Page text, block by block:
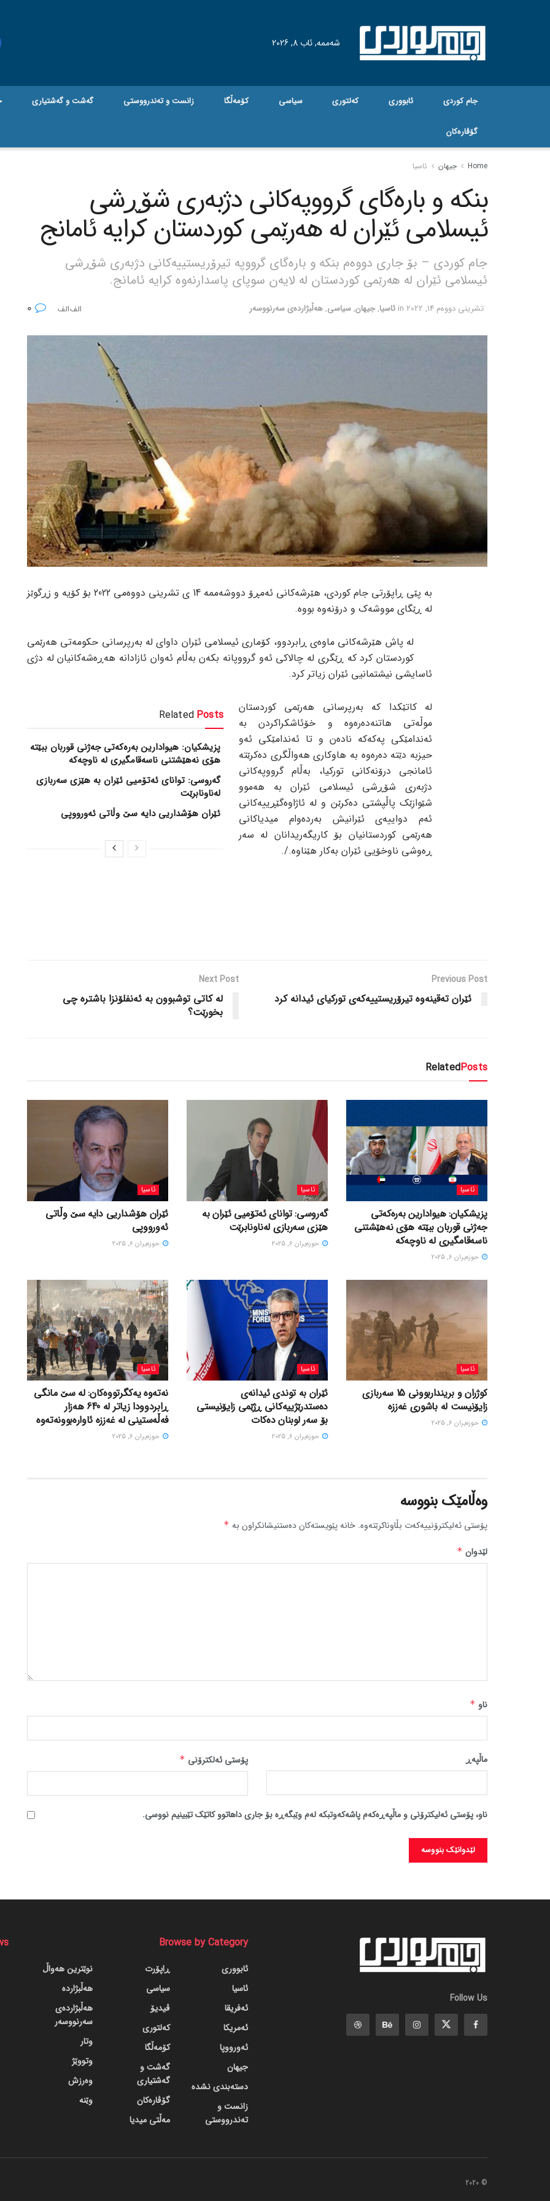
شەممە, ئاب 8, 2026
جام کوردی ئابووری کەلتوری سیاسی کۆمەڵگا زانست و تەندرووستی گه‌شت و گه‌شتیاری
گۆڤاره‌کان
Home جیهان ئاسیا
بنکە و بارەگای گرووپەکانی دژبەری شۆڕشی
ئیسلامی ئێران لە هەرێمی کوردستان کرایە ئامانج
جام کوردی – بۆ جاری دووەم بنکە و بارەگای گرووپە تیرۆریستییەکانی دژبەری شۆڕشی
ئیسلامی ئێران لە هەرێمی کوردستان لە لایەن سوپای پاسدارنەوە کرایە ئامانج.
تشرینی دووه‌م 14, 2022 in ئاسیا,جیهان,سیاسی,هەڵبژاردەی سەرنووسەر
بە پێی ڕاپۆرتی جام کوردی، هێرشەکانی ئەمڕۆ دووشەممە 14 ی تشرینی دووەمی 2022 بۆ کۆیە و زڕگوێز
لە ڕێگای مووشەک و درۆنەوە بووە.
لە پاش هێرشەکانی ماوەی ڕابردوو، کۆماری ئیسلامی ئێران داوای لە بەرپرسانی حکومەتی هەرێمی
کوردستان کرد کە ڕێگری لە چالاکی ئەو گرووپانە بکەن بەڵام ئەوان ئازادانە هەڕەشەکانیان لە دژی
ئاسایشی نیشتمانیی ئێران زیاتر کرد.
Related Posts
پزیشکیان: هیوادارین بەرەکەتی جەژنی قوربان ببێتە
هۆی نەهێشتنی ناسەقامگیری لە ناوچەکە
گەروسی: توانای ئەتۆمیی ئێران بە هێزی سەربازی
لەناونابرێت
ئێران هۆشداریی دایە سێ وڵاتی ئەورووپی
لە کاتێکدا کە بەرپرسانی هەرێمی کوردستان
موڵەتی هاتنەدەرەوە و خۆئاشکراکردن بە
ئەندامێکی پەکەکە نادەن و تا ئەندامێکی ئەو
حیزبە دێتە دەرەوە بە هاوکاری هەواڵگری دەکرێتە
ئامانجی درۆنەکانی تورکیا، بەڵام گرووپەکانی
دژبەری شۆڕشی ئیسلامی ئێران بە هەموو
شێوازێک پاڵپشتی دەکرێن و لە ئاژاوەگێڕییەکانی
ئەم دواییەی ئێرانیش بەردەوام میدیاکانی
هەرێمی کوردستانیان بۆ کاریگەریدانان لە سەر
ڕەوشی ناوخۆیی ئێران بەکار هێناوە./.
Previous Post
ئێران تەقینەوە تیرۆریستییەکەی تورکیای ئیدانە کرد
Next Post
لە کاتی توشبوون بە ئەنفلۆنزا باشترە چی
بخورێت؟
RelatedPosts
ئاسیا
پزیشکیان: هیوادارین بەرەکەتی
جەژنی قوربان ببێتە هۆی نەهێشتنی
ناسەقامگیری لە ناوچەکە
حوزه‌یران 6, 2025
ئاسیا
گەروسی: توانای ئەتۆمیی ئێران بە
هێزی سەربازی لەناونابرێت
حوزه‌یران 6, 2025
ئاسیا
ئێران هۆشداریی دایە سێ وڵاتی
ئەورووپی
حوزه‌یران 6, 2025
ئاسیا
کوژران و برینداربوونی 15 سەربازی
زایۆنیست لە باشوری غەززە
حوزه‌یران 6, 2025
ئاسیا
ئێران بە توندی ئیدانەی
دەستدرێژییەکانی ڕژێمی زایۆنیستی
بۆ سەر لوبنان دەکات
حوزه‌یران 6, 2025
ئاسیا
نەتەوە یەکگرتووەکان: لە سێ مانگی
ڕابردوودا زیاتر لە 640 هەزار
فەڵەستینی لە غەززە ئاوارەبوونەتەوە
حوزه‌یران 6, 2025
وەڵامێک بنووسە
پۆستی ئەلیکترۆنییەکەت بڵاوناکرێتەوە. خانە پێویستەکان دەستنیشانکراون بە *
لێدوان *
ناو *
پۆستی ئەلکترۆنی * ماڵپه‌ڕ
ناو، پۆستی ئەلیکترۆنی و ماڵپەڕەکەم پاشەکەوتبکە لەم وێبگەڕە بۆ جاری داهاتوو کاتێک تێبینیم نووسی.
Follow Us
Browse by Category
ئابووری
ئاسیا
ئەفریقا
ئەمریکا
ئەورووپا
جیهان
دسته‌بندی نشده
زانست و
تەندرووستی
ڕاپۆرت
سیاسی
ڤیدیۆ
کەلتوری
کۆمەڵگا
گه‌شت و
گه‌شتیاری
گۆڤاره‌کان
مەڵتی میدیا
نوێترین هەواڵ
هەڵبژاردە
هەڵبژاردەی
سەرنووسەر
وتار
وتووێژ
وەرزش
وێنە
© 2020